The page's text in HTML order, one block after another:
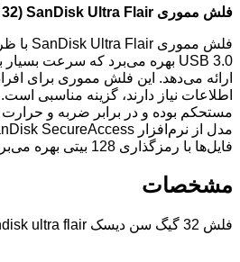
فلش مموری SanDisk Ultra Flair (32 گیگابایت)
ارائه می‌دهد. این فلش مموری برای
اطلاعات نیاز دارند، گزینه مناسبی
مستحکم بوده و در برابر ضربه و
فایل‌ها با رمزگذاری 128 بیتی بهره می‌برد.
مشخصات
فلش 32 گیگ سن دیسک sandisk ultra flair